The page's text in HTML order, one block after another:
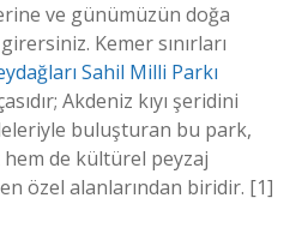
ve günümüzün doğa
Kemer sınırları
Sahil Milli Parkı
Akdeniz kıyı şeridini
buluşturan bu park,
de kültürel peyzaj
özel alanlarından biridir. [1]